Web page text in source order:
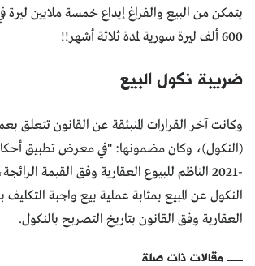
يتمكن من البيع والفراغ إيداع خمسة ملايين ليرة
600 ألف ليرة سورية لمدة ثلاثة أشهر!!
ضريبة نكول البيع
وكانت آخر القرارات المنبثقة عن القانون تتعلق
-2021 الناظم للبيوع العقارية وفق القيمة
النكول عن المبيع بمثابة عملية بيع واجبة التكليف
العقارية وفق القانون بتاريخ التصريح بالنكول.
مقالات ذات صلة